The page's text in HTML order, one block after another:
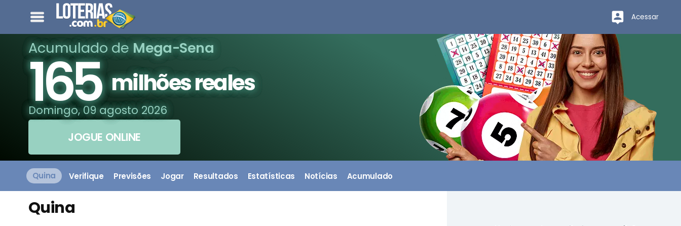
Acessar
Acumulado de Mega-Sena
165 milhões reales
Domingo, 09 agosto 2026
JOGUE ONLINE
Quina Verifique Previsões Jogar Resultados Estatísticas Notícias Acumulado
Quina